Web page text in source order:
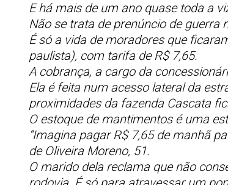
E há mais de um ano quase toda a
Não se trata de prenúncio de guerra
É só a vida de moradores que
paulista), com tarifa de R$ 7,65.
A cobrança, a cargo da
Ela é feita num acesso lateral da
proximidades da fazenda Cascata
O estoque de mantimentos é uma
“Imagina pagar R$ 7,65 de manhã
de Oliveira Moreno, 51.
O marido dela reclama que não